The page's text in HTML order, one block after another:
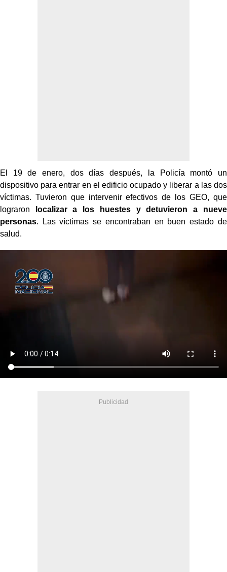
El 19 de enero, dos días después, la Policía montó un
dispositivo para entrar en el edificio ocupado y liberar a las dos
víctimas. Tuvieron que intervenir efectivos de los GEO, que
lograron
localizar a los huestes y detuvieron a nueve
personas. Las víctimas se encontraban en buen estado de
salud.